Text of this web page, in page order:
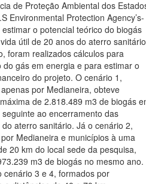
de Proteção Ambiental dos
Environmental Protection Agency’s-
estimar o potencial teórico do biogás
útil de 20 anos do aterro
foram realizados cálculos para
do gás em energia e para estimar o
do projeto. O cenário 1,
por Medianeira, obteve
de 2.818.489 m3 de biogás
ao encerramento das
aterro sanitário. Já o cenário 2,
Medianeira e municípios à uma
20 km do local sede da pesquisa,
m3 de biogás no mesmo ano.
cenário 3 e 4, formados por